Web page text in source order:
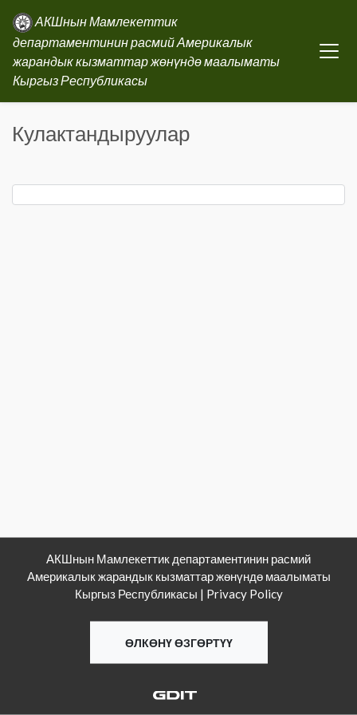
АКШнын Мамлекеттик
департаментинин расмий Америкалык
жарандык кызматтар жөнүндө маалыматы
Кыргыз Республикасы
Кулактандыруулар
АКШнын Мамлекеттик департаментинин расмий
Америкалык жарандык кызматтар жөнүндө маалыматы
Кыргыз Республикасы | Privacy Policy
ӨЛКӨНҮ ӨЗГӨРТҮҮ